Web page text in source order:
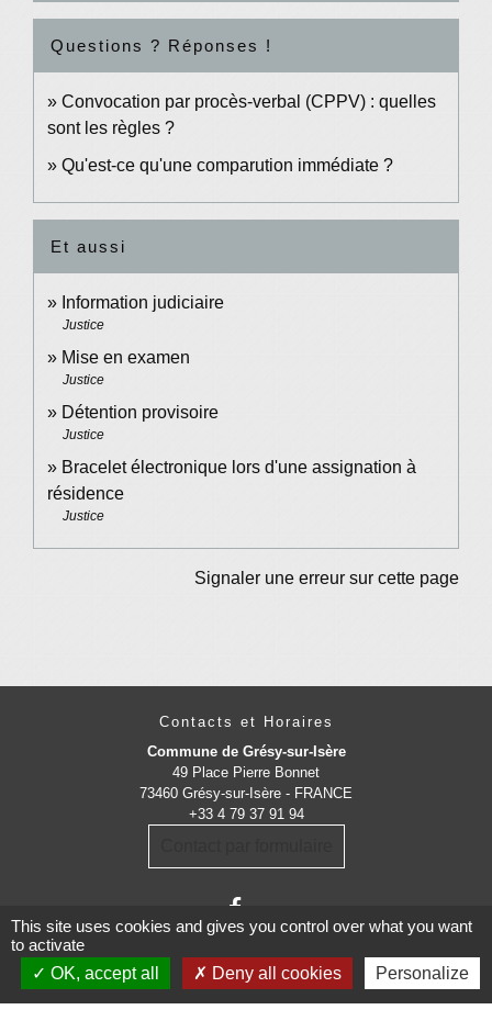
Questions ? Réponses !
Convocation par procès-verbal (CPPV) : quelles
sont les règles ?
Qu'est-ce qu'une comparution immédiate ?
Et aussi
Information judiciaire
Justice
Mise en examen
Justice
Détention provisoire
Justice
Bracelet électronique lors d'une assignation à
résidence
Justice
Signaler une erreur sur cette page
Contacts et Horaires
Commune de Grésy-sur-Isère
49 Place Pierre Bonnet
73460 Grésy-sur-Isère - FRANCE
+33 4 79 37 91 94
This site uses cookies and gives you control over what you want
to activate
OK, accept all
Deny all cookies Personalize